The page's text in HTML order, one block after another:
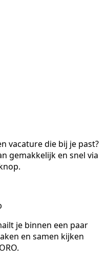
vacature die bij je past?
gemakkelijk en snel via
je binnen een paar
en samen kijken